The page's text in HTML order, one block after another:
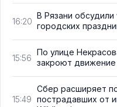
16:20
В Рязани
городских
15:56
По улице
закроют движение
15:49
Сбер расширяет
пострадавших от